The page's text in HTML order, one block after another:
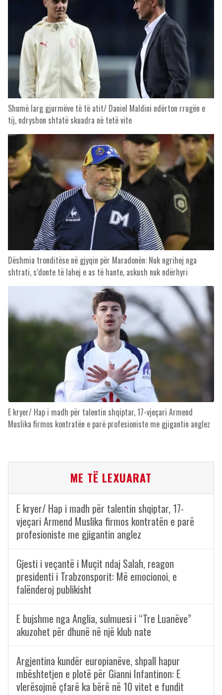
Shumë larg gjurmëve të të atit/ Daniel Maldini ndërton rrugën e
tij, ndryshon shtatë skuadra në tetë vite
Dëshmia tronditëse në gjyqin për Maradonën: Nuk ngrihej nga
shtrati, s’donte të lahej e as të hante, askush nuk ndërhyri
E kryer/ Hap i madh për talentin shqiptar, 17-vjeçari Armend
Muslika firmos kontratën e parë profesioniste me gjigantin anglez
ME TË LEXUARAT
E kryer/ Hap i madh për talentin shqiptar, 17-
vjeçari Armend Muslika firmos kontratën e parë
profesioniste me gjigantin anglez
Gjesti i veçantë i Muçit ndaj Salah, reagon
presidenti i Trabzonsporit: Më emocionoi, e
falënderoj publikisht
E bujshme nga Anglia, sulmuesi i “Tre Luanëve”
akuzohet për dhunë në një klub nate
Argjentina kundër europianëve, shpall hapur
mbështetjen e plotë për Gianni Infantinon: E
vlerësojmë çfarë ka bërë në 10 vitet e fundit